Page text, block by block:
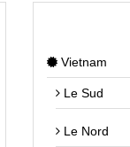
Vietnam
Le Sud
Le Nord